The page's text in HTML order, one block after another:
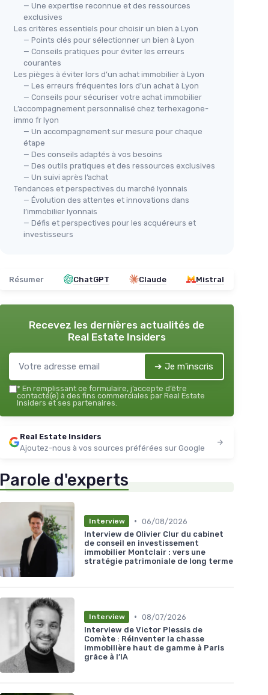
— Une expertise reconnue et des ressources
exclusives
Les critères essentiels pour choisir un bien à Lyon
— Points clés pour sélectionner un bien à Lyon
— Conseils pratiques pour éviter les erreurs
courantes
Les pièges à éviter lors d’un achat immobilier à Lyon
— Les erreurs fréquentes lors d’un achat à Lyon
— Conseils pour sécuriser votre achat immobilier
L’accompagnement personnalisé chez terhexagone-
immo fr lyon
— Un accompagnement sur mesure pour chaque
étape
— Des conseils adaptés à vos besoins
— Des outils pratiques et des ressources exclusives
— Un suivi après l’achat
Tendances et perspectives du marché lyonnais
— Évolution des attentes et innovations dans
l’immobilier lyonnais
— Défis et perspectives pour les acquéreurs et
investisseurs
Résumer ChatGPT Claude Mistral
Recevez les dernières actualités de
Real Estate Insiders
➔ Je m'inscris
* En remplissant ce formulaire, j’accepte d’être
contacté(e) à des fins commerciales par Real Estate
Insiders et ses partenaires.
Real Estate Insiders
Ajoutez-nous à vos sources préférées sur Google
Parole d'experts
Interview • 06/08/2026
Interview de Olivier Clur du cabinet
de conseil en investissement
immobilier Montclair : vers une
stratégie patrimoniale de long terme
Interview • 08/07/2026
Interview de Victor Plessis de
Comète : Réinventer la chasse
immobilière haut de gamme à Paris
grâce à l’IA